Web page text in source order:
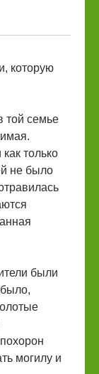
которую
той семье
только
не было
были
могилу и